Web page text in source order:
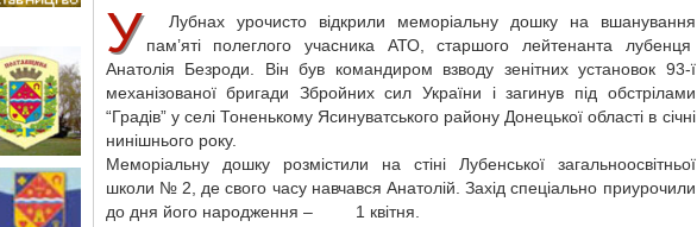
У
Лубнах урочисто відкрили меморіальну дошку на вшанування
пам’яті полеглого учасника АТО, старшого лейтенанта лубенця
Анатолія Безроди. Він був командиром взводу зенітних установок 93-ї
механізованої бригади Збройних сил України і загинув під обстрілами
“Градів” у селі Тоненькому Ясинуватського району Донецької області в січні
нинішнього року.
Меморіальну дошку розмістили на стіні Лубенської загальноосвітньої
школи № 2, де свого часу навчався Анатолій. Захід спеціально приурочили
до дня його народження – 1 квітня.